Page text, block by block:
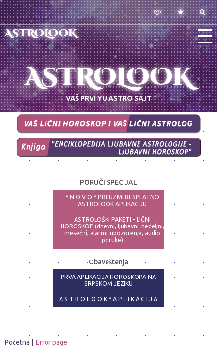
ASTROLOOK
ASTROLOOK
VAŠ PRVI YU ASTRO SAJT
PORUČI SPECIJAL
* N O V O * PREUZMI BESPLATNO
ASTROLOOK APLIKACIJU
ASTROLOŠKI PAKETI - LIČNI
HOROSKOP (dnevni, ljubavni, nedeljni,
mesečni, alarmi-upozorenja, audio
poruke)
ANALIZE
Obaveštenja
PRVA APLIKACIJA HOROSKOPA NA
SRPSKOM JEZIKU
A S T R O L O O K * A P L I K A C I J A
Početna Error page